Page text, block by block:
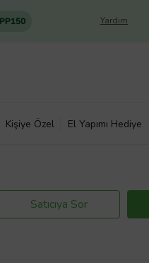
Yardım
Kişiye Özel El Yapımı Hediye
Satıcıya Sor